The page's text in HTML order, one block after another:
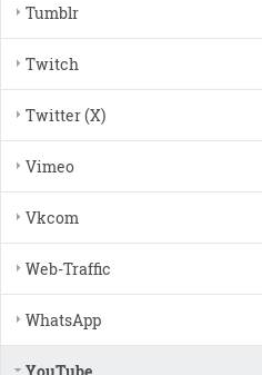
Tumblr
Twitch
Twitter (X)
Vimeo
Vkcom
Web-Traffic
WhatsApp
YouTube